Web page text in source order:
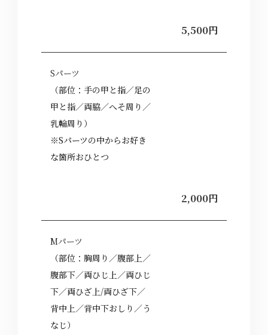
5,500円
Sパーツ
（部位：手の甲と指／足の
甲と指／両脇／へそ周り／
乳輪周り）
※Sパーツの中からお好き
な箇所おひとつ
2,000円
Mパーツ
（部位：胸周り／腹部上／
腹部下／両ひじ上／両ひじ
下／両ひざ上/両ひざ下／
背中上／背中下おしり／う
なじ）